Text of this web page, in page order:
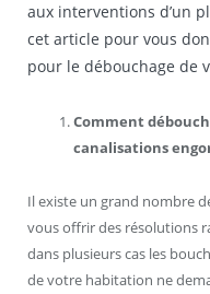
aux interventions d’un
cet article pour vous
pour le débouchage de
Comment
canalisations
Il existe un grand nombre
vous offrir des résolutions
dans plusieurs cas les
de votre habitation ne